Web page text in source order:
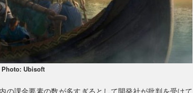
Photo: Ubisoft
の課金要素の数が多すぎるとして開発社が批判を受けて